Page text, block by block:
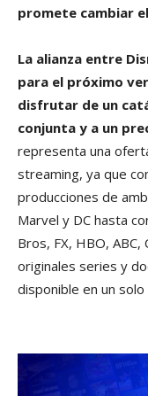
promete cambiar
La alianza entre
para el próximo
disfrutar de un
conjunta y a un
representa una
streaming, ya que
producciones de
Marvel y DC hasta
Bros, FX, HBO,
originales series y
disponible en un solo